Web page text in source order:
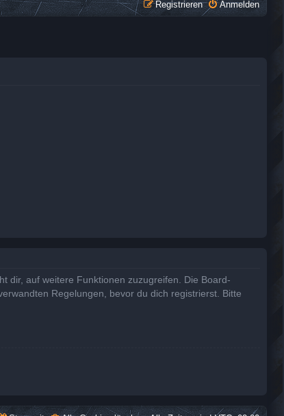
Anmelden
Registrieren
dir, auf weitere Funktionen zuzugreifen. Die Board-
Regelungen, bevor du dich registrierst. Bitte